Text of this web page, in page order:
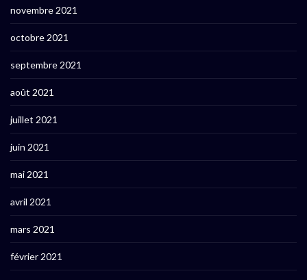
novembre 2021
octobre 2021
septembre 2021
août 2021
juillet 2021
juin 2021
mai 2021
avril 2021
mars 2021
février 2021